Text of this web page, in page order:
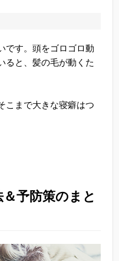
です。頭をゴロゴロ動
ると、髪の毛が動くた
こまで大きな寝癖はつ
予防策のまと